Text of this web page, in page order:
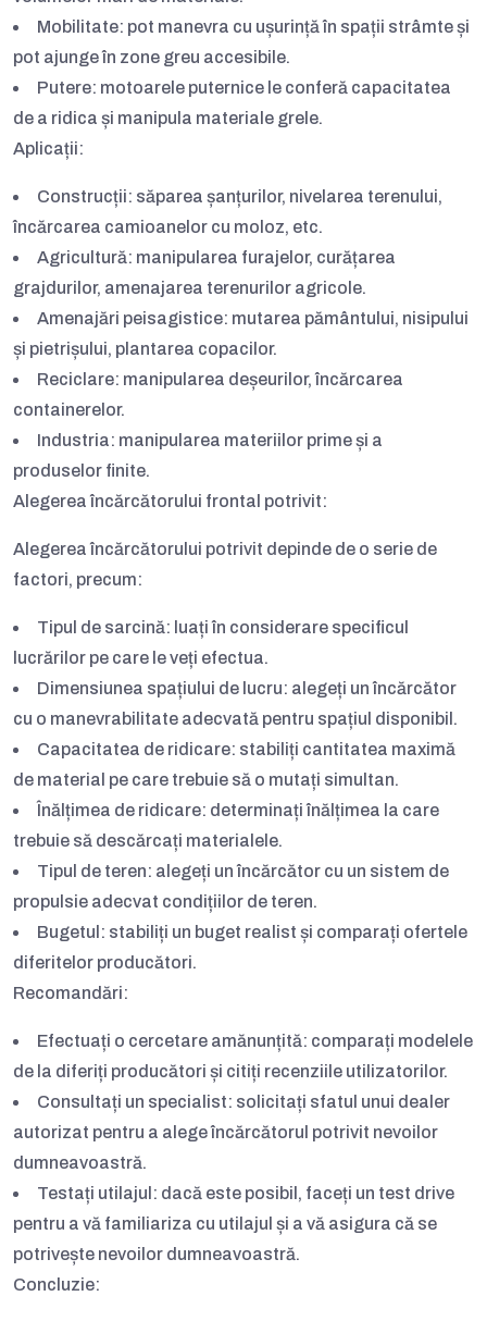
Mobilitate: pot manevra cu ușurință în spații strâmte și
pot ajunge în zone greu accesibile.
Putere: motoarele puternice le conferă capacitatea
de a ridica și manipula materiale grele.
Aplicații:
Construcții: săparea șanțurilor, nivelarea terenului,
încărcarea camioanelor cu moloz, etc.
Agricultură: manipularea furajelor, curățarea
grajdurilor, amenajarea terenurilor agricole.
Amenajări peisagistice: mutarea pământului, nisipului
și pietrișului, plantarea copacilor.
Reciclare: manipularea deșeurilor, încărcarea
containerelor.
Industria: manipularea materiilor prime și a
produselor finite.
Alegerea încărcătorului frontal potrivit:
Alegerea încărcătorului potrivit depinde de o serie de
factori, precum:
Tipul de sarcină: luați în considerare specificul
lucrărilor pe care le veți efectua.
Dimensiunea spațiului de lucru: alegeți un încărcător
cu o manevrabilitate adecvată pentru spațiul disponibil.
Capacitatea de ridicare: stabiliți cantitatea maximă
de material pe care trebuie să o mutați simultan.
Înălțimea de ridicare: determinați înălțimea la care
trebuie să descărcați materialele.
Tipul de teren: alegeți un încărcător cu un sistem de
propulsie adecvat condițiilor de teren.
Bugetul: stabiliți un buget realist și comparați ofertele
diferitelor producători.
Recomandări:
Efectuați o cercetare amănunțită: comparați modelele
de la diferiți producători și citiți recenziile utilizatorilor.
Consultați un specialist: solicitați sfatul unui dealer
autorizat pentru a alege încărcătorul potrivit nevoilor
dumneavoastră.
Testați utilajul: dacă este posibil, faceți un test drive
pentru a vă familiariza cu utilajul și a vă asigura că se
potrivește nevoilor dumneavoastră.
Concluzie: